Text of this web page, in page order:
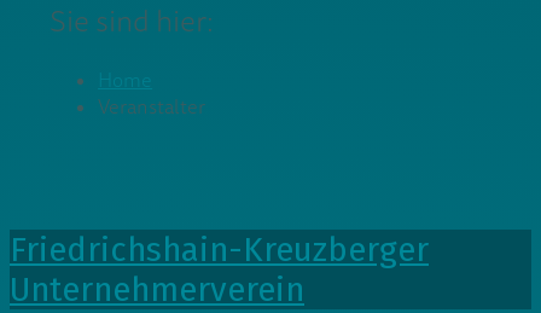
Sie sind hier:
Home
Veranstalter
Friedrichshain-Kreuzberger
Unternehmerverein